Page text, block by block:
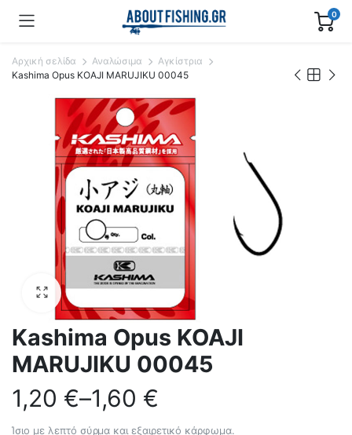
0
Αρχική σελίδα Αναλώσιμα
Αγκίστρια
Kashima Opus KOAJI MARUJIKU 00045
Kashima Opus KOAJI
MARUJIKU 00045
1,20 €–1,60 €
Ίσιο με λεπτό σύρμα και εξαιρετικό κάρφωμα.